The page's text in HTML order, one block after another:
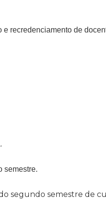
recredenciamento de
semestre.
segundo semestre de